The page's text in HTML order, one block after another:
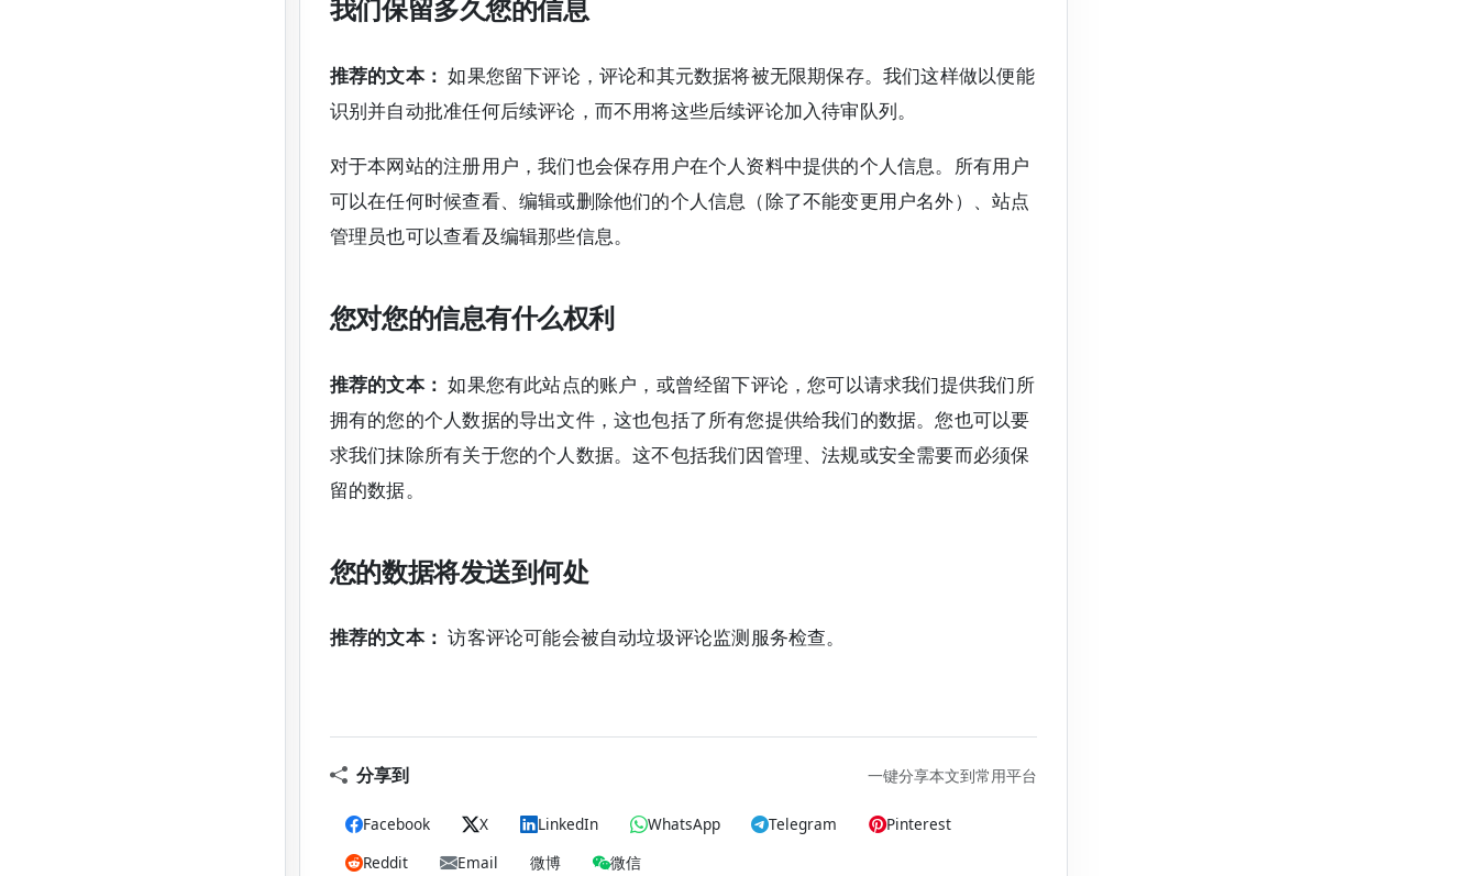
我们保留多久您的信息
推荐的文本：如果您留下评论，评论和其元数据将被无限期保存。我们这样做以便能
识别并自动批准任何后续评论，而不用将这些后续评论加入待审队列。
对于本网站的注册用户，我们也会保存用户在个人资料中提供的个人信息。所有用户
可以在任何时候查看、编辑或删除他们的个人信息（除了不能变更用户名外）、站点
管理员也可以查看及编辑那些信息。
您对您的信息有什么权利
推荐的文本：如果您有此站点的账户，或曾经留下评论，您可以请求我们提供我们所
拥有的您的个人数据的导出文件，这也包括了所有您提供给我们的数据。您也可以要
求我们抹除所有关于您的个人数据。这不包括我们因管理、法规或安全需要而必须保
留的数据。
您的数据将发送到何处
推荐的文本：访客评论可能会被自动垃圾评论监测服务检查。
分享到 一键分享本文到常用平台
Facebook X LinkedIn WhatsApp Telegram
Pinterest
Reddit
Email 微博 微信